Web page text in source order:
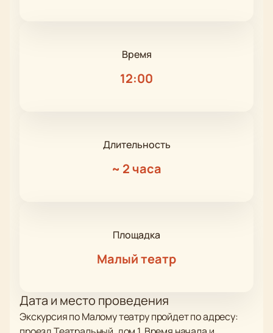
Время
12:00
Длительность
~ 2 часа
Площадка
Малый театр
Дата и место проведения
Экскурсия по Малому театру пройдет по адресу: